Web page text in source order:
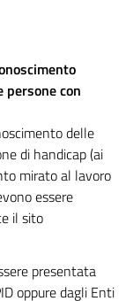
persone con
delle
di handicap (ai
mirato al lavoro
essere
il sito
presentata
oppure dagli Enti